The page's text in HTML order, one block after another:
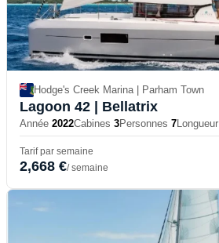
Hodge's Creek Marina | Parham Town
Lagoon 42 | Bellatrix
Année 2022Cabines 3Personnes 7Longueur
Tarif par semaine
2,668 €/ semaine